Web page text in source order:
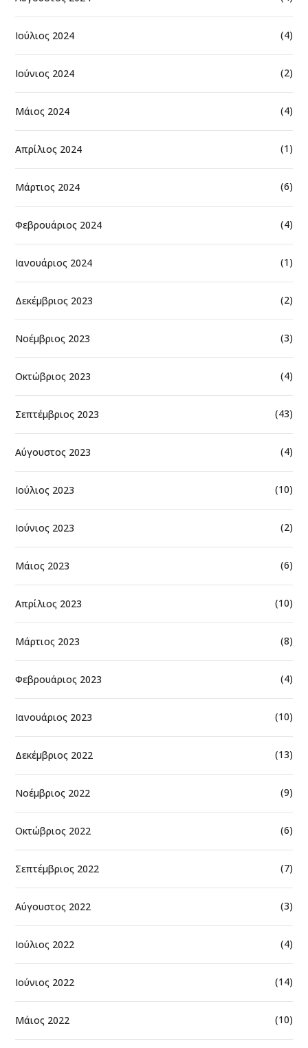
Ιούλιος 2024 (4)
Ιούνιος 2024 (2)
Μάιος 2024 (4)
Απρίλιος 2024 (1)
Μάρτιος 2024 (6)
Φεβρουάριος 2024 (4)
Ιανουάριος 2024 (1)
Δεκέμβριος 2023 (2)
Νοέμβριος 2023 (3)
Οκτώβριος 2023 (4)
Σεπτέμβριος 2023 (43)
Αύγουστος 2023 (4)
Ιούλιος 2023 (10)
Ιούνιος 2023 (2)
Μάιος 2023 (6)
Απρίλιος 2023 (10)
Μάρτιος 2023 (8)
Φεβρουάριος 2023 (4)
Ιανουάριος 2023 (10)
Δεκέμβριος 2022 (13)
Νοέμβριος 2022 (9)
Οκτώβριος 2022 (6)
Σεπτέμβριος 2022 (7)
Αύγουστος 2022 (3)
Ιούλιος 2022 (4)
Ιούνιος 2022 (14)
Μάιος 2022 (10)